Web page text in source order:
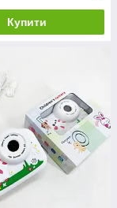
Купити